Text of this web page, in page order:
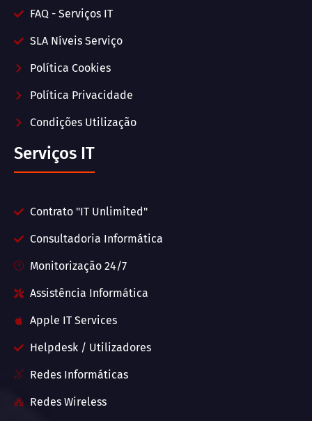
FAQ - Serviços IT
SLA Níveis Serviço
Política Cookies
Política Privacidade
Condições Utilização
Serviços IT
Contrato "IT Unlimited"
Consultadoria Informática
Monitorização 24/7
Assistência Informática
Apple IT Services
Helpdesk / Utilizadores
Redes Informáticas
Redes Wireless